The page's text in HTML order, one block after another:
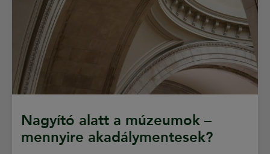
Nagyító alatt a múzeumok –
mennyire akadálymentesek?